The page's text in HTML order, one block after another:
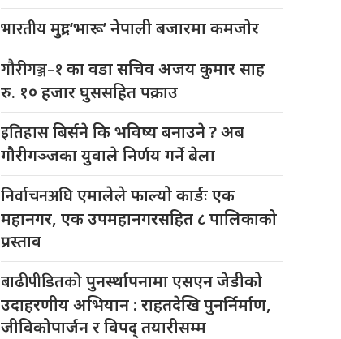
भारतीयमुद्रा ‘भारू’ नेपाली बजारमा कमजाेर
गौरीगञ्ज–१का वडा सचिव अजय कुमार साह
रु. १० हजार घुससहित पक्राउ
इतिहासबिर्सने कि भविष्य बनाउने ? अब
गौरीगञ्जका युवाले निर्णय गर्ने बेला
निर्वाचनअघिएमालेले फाल्यो कार्डः एक
महानगर, एक उपमहानगरसहित ८ पालिकाको
प्रस्ताव
बाढीपीडितकोपुनर्स्थापनामा एसएन जेडीको
उदाहरणीय अभियान : राहतदेखि पुनर्निर्माण,
जीविकोपार्जन र विपद् तयारीसम्म